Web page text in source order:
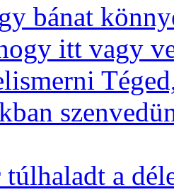
bánat
itt vagy
a